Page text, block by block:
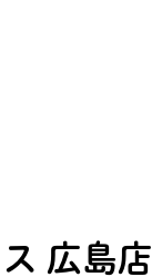
広島店